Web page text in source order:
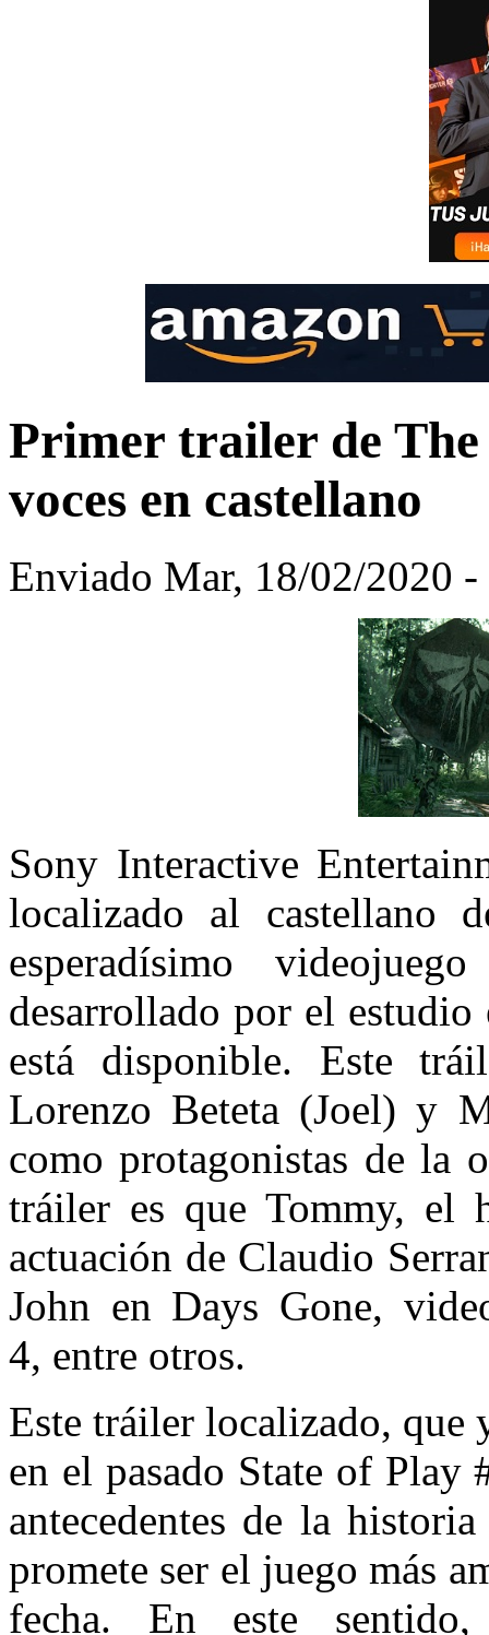
Primer trailer de
voces en castellano
Enviado Mar, 18/02/2020
Sony Interactive
localizado al
esperadísimo
desarrollado por el
está disponible. Este
Lorenzo Beteta (Joel) y
como protagonistas de la
tráiler es que Tommy, el
actuación de Claudio
John en Days Gone,
4, entre otros.
Este tráiler localizado, que
en el pasado State of Play
antecedentes de la
promete ser el juego más
fecha. En este